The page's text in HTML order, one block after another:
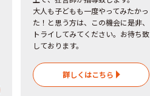
大人も子どもも一度やってみたかっ
た！と思う方は、この機会に是非、
トライしてみてください。お待ち致
しております。
詳しくはこちら